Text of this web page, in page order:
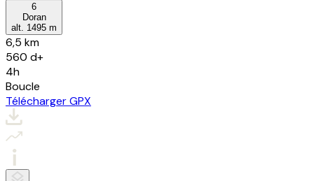
6
Doran
alt. 1495 m
6,5 km
560 d+
4h
Boucle
Télécharger GPX